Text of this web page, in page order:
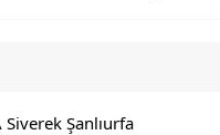
Şanlıurfa